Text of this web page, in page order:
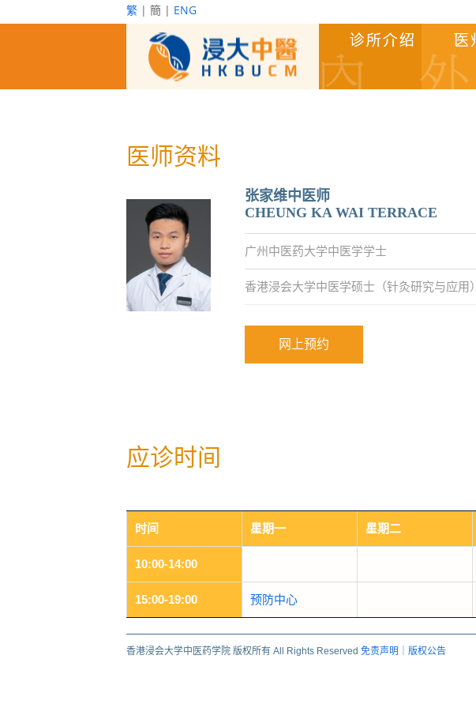
繁 | 簡 | ENG
医师资料
张家维中医师
CHEUNG KA WAI TERRACE
广州中医药大学中医学学士
香港浸会大学中医学硕士（针灸研究与应用）
网上预约
应诊时间
时间 星期一 星期二
10:00-14:00
15:00-19:00 预防中心
香港浸会大学中医药学院 版权所有 All Rights Reserved 免责声明｜版权公告